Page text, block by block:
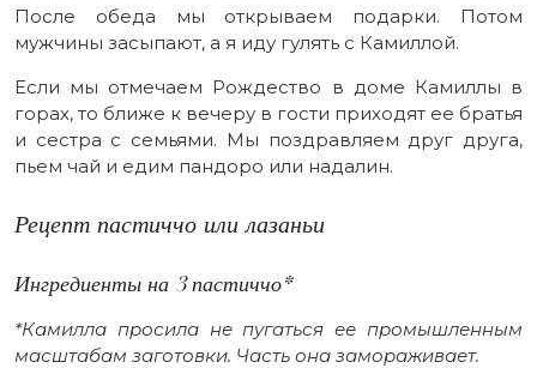
После обеда мы открываем подарки. Потом
мужчины засыпают, а я иду гулять с Камиллой.
Если мы отмечаем Рождество в доме Камиллы в
горах, то ближе к вечеру в гости приходят ее братья
и сестра с семьями. Мы поздравляем друг друга,
пьем чай и едим пандоро или надалин.
Рецепт пастиччо или лазаньи
Ингредиенты на 3 пастиччо*
*Камилла просила не пугаться ее промышленным
масштабам заготовки. Часть она замораживает.